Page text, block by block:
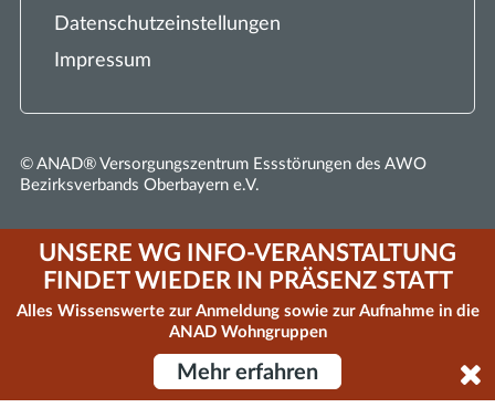
Datenschutzeinstellungen
Impressum
© ANAD® Versorgungszentrum Essstörungen des AWO
Bezirksverbands Oberbayern e.V.
UNSERE WG INFO-VERANSTALTUNG
FINDET WIEDER IN PRÄSENZ STATT
Alles Wissenswerte zur Anmeldung sowie zur Aufnahme in die
ANAD Wohngruppen
Mehr erfahren